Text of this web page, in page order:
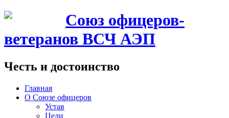
Союз офицеров-
ветеранов ВСЧ АЭП
Честь и достоинство
Главная
О Союзе офицеров
Устав
Цели